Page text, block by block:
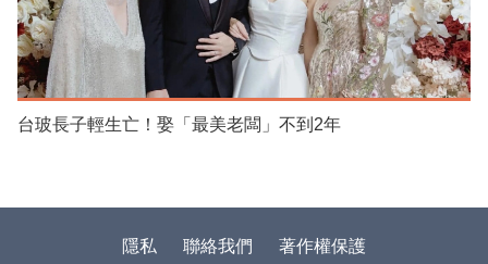
台玻長子輕生亡！娶「最美老闆」不到2年
隱私 聯絡我們 著作權保護